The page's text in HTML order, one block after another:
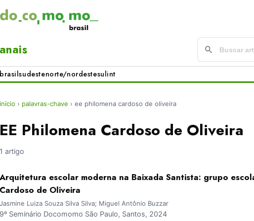
anais
brasilsudestenorte/nordestesulint
início › palavras-chave › ee philomena cardoso de oliveira
EE Philomena Cardoso de Oliveira
1 artigo
Arquitetura escolar moderna na Baixada Santista: grupo
Cardoso de Oliveira
Jasmine Luiza Souza Silva Silva; Miguel Antônio Buzzar
9º Seminário Docomomo São Paulo, Santos, 2024